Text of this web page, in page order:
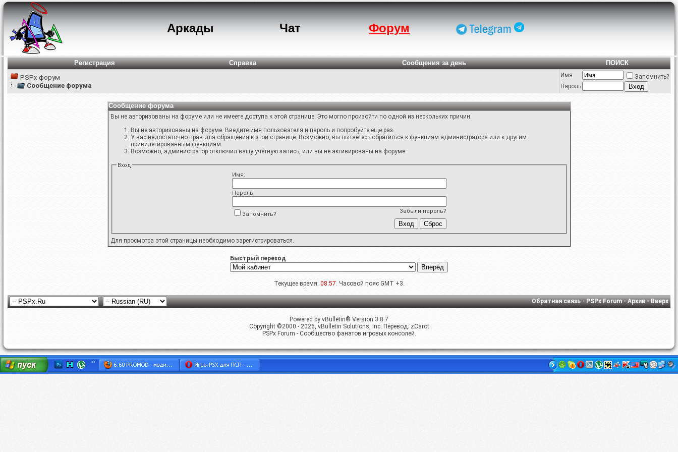
Аркады Чат Форум
Регистрация Справка Сообщения за день
ПОИСК
PSPx форум
Сообщение форума
Имя
Запомнить?
Пароль
Сообщение форума
Вы не авторизованы на форуме или не имеете доступа к этой странице. Это могло произойти по одной из нескольких причин:
Вы не авторизованы на форуме. Введите имя пользователя и пароль и попробуйте ещё раз.
У вас недостаточно прав для обращения к этой странице. Возможно, вы пытаетесь обратиться к функциям администратора или к другим
привилегированным функциям.
Возможно, администратор отключил вашу учётную запись, или вы не активированы на форуме.
Вход
Имя:
Пароль:
Забыли пароль?
Запомнить?
Для просмотра этой страницы необходимо зарегистрироваться.
Быстрый переход
Текущее время: 08:57. Часовой пояс GMT +3.
Обратная связь-PSPx Forum-Архив-Вверх
Powered by vBulletin® Version 3.8.7
Copyright ©2000 - 2026, vBulletin Solutions, Inc. Перевод: zCarot
PSPx Forum - Сообщество фанатов игровых консолей.